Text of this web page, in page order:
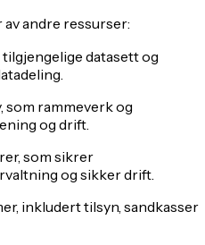
andre ressurser:
datasett og
som rammeverk og
og drift.
som sikrer
og sikker drift.
inkludert tilsyn, sandkasser